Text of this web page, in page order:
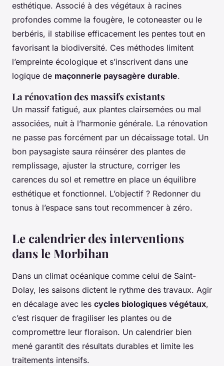
esthétique. Associé à des végétaux à racines
profondes comme la fougère, le cotoneaster ou le
berbéris, il stabilise efficacement les pentes tout en
favorisant la biodiversité. Ces méthodes limitent
l’empreinte écologique et s’inscrivent dans une
logique de maçonnerie paysagère durable.
La rénovation des massifs existants
Un massif fatigué, aux plantes clairsemées ou mal
associées, nuit à l’harmonie générale. La rénovation
ne passe pas forcément par un décaissage total. Un
bon paysagiste saura réinsérer des plantes de
remplissage, ajuster la structure, corriger les
carences du sol et remettre en place un équilibre
esthétique et fonctionnel. L’objectif ? Redonner du
tonus à l’espace sans tout recommencer à zéro.
Le calendrier des interventions
dans le Morbihan
Dans un climat océanique comme celui de Saint-
Dolay, les saisons dictent le rythme des travaux. Agir
en décalage avec les cycles biologiques végétaux,
c’est risquer de fragiliser les plantes ou de
compromettre leur floraison. Un calendrier bien
mené garantit des résultats durables et limite les
traitements intensifs.